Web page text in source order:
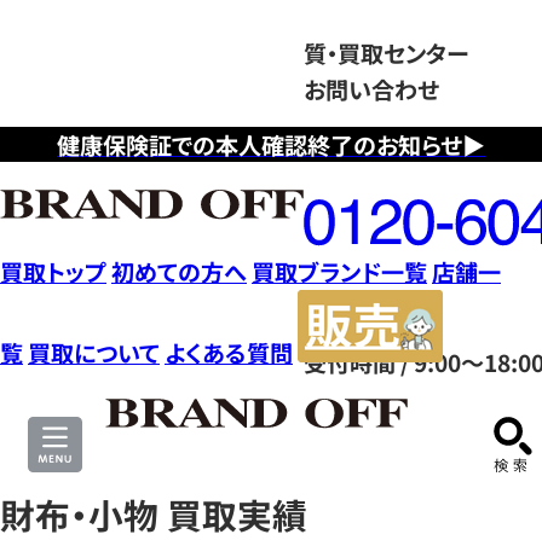
健康保険証での本人確認終了のお知らせ▶
質・買取センター
お問い合わせ
フ
リ
ー
ダ
イ
ヤ
ル
0120604117
受付時間 / 9:00～
買取トップ初めての方へ 買取ブランド一覧店舗一
覧 買取について よくある質問
サ
財布・小物 買取実績